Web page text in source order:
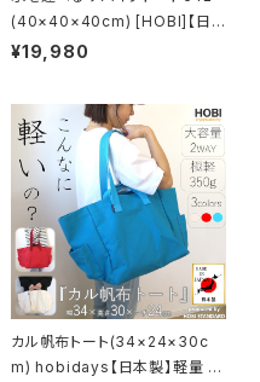
(40×40×40cm) [HOBI]【日
本製】プレミアム帆布(シャットル
行 出張 機内持込 トートバッグ
メンズ レディース サスティナブ
ル エコ ログキャリー ツールボッ
クス コンテナ 収納 ソロ キャン
プ アウトドア レジャー コンパク
ト 軽量 鞄 包 bag かばん カジ
ュアル キャンバス A3 オシャレ
おしゃれ [MADE IN JAPAN]
¥19,980
カル帆布トート(34×24×30c
m) hobidays【日本製】軽量 大